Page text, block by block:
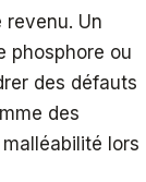
Un
phosphore ou
des défauts
des
lors